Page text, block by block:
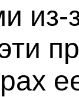
из-